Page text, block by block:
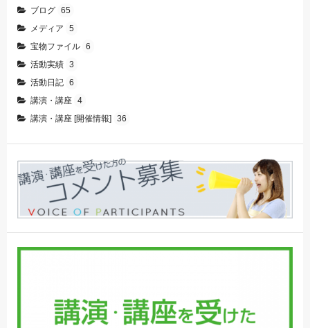
ブログ 65
メディア
5
宝物ファイル 6
活動実績 3
活動日記 6
講演・講座 4
講演・講座 [開催情報] 36